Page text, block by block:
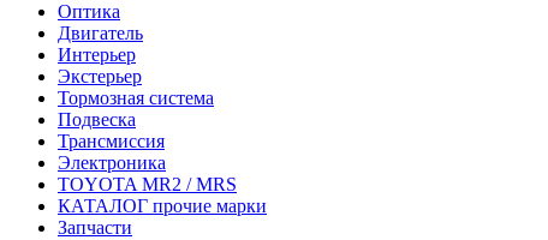
Оптика
Двигатель
Интерьер
Экстерьер
Тормозная система
Подвеска
Трансмиссия
Электроника
TOYOTA MR2 / MRS
КАТАЛОГ прочие марки
Запчасти